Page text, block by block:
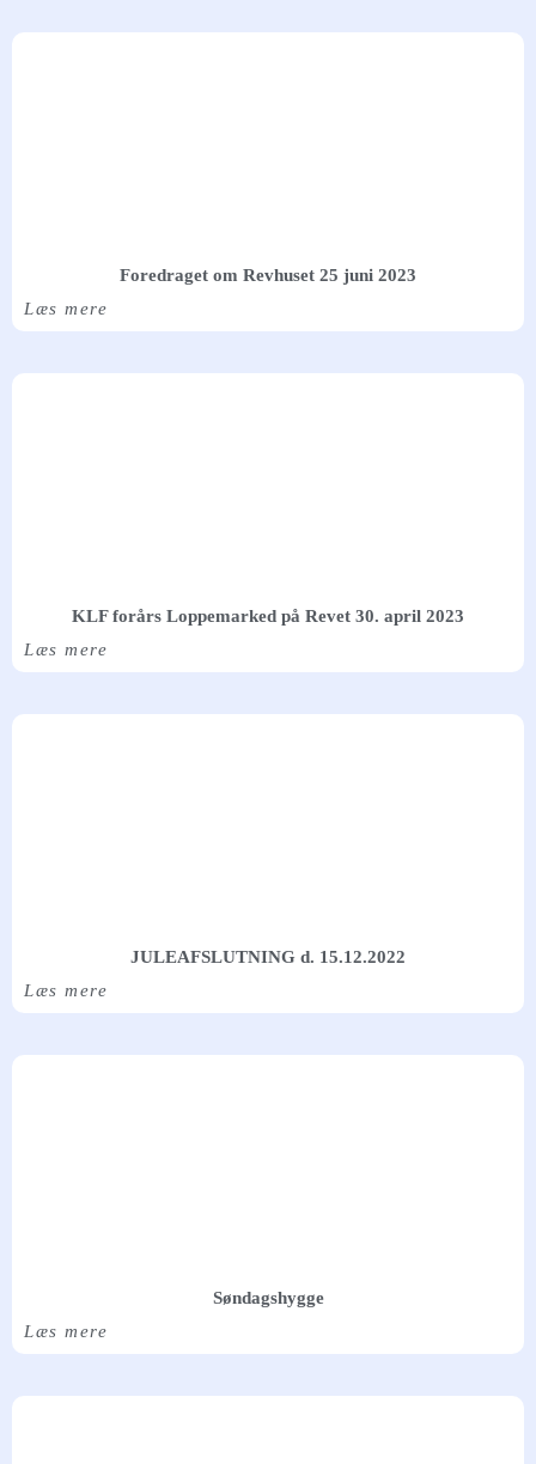
Foredraget om Revhuset 25 juni 2023
Læs mere
KLF forårs Loppemarked på Revet 30. april 2023
Læs mere
JULEAFSLUTNING d. 15.12.2022
Læs mere
Søndagshygge
Læs mere